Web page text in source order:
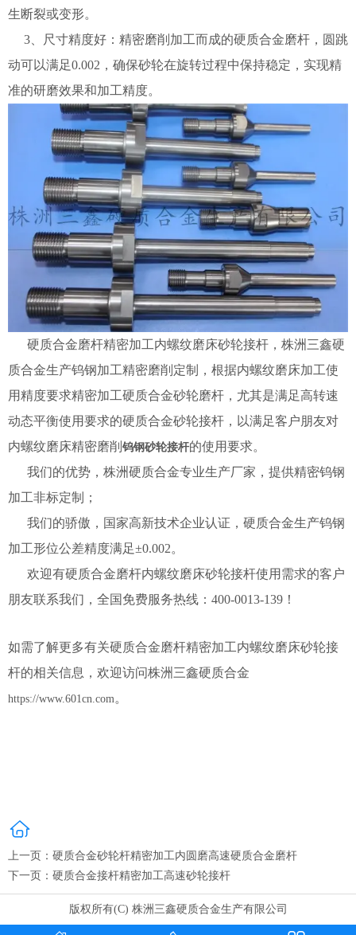
生断裂或变形。
3、尺寸精度好：精密磨削加工而成的硬质合金磨杆，圆跳
动可以满足0.002，确保砂轮在旋转过程中保持稳定，实现精
准的研磨效果和加工精度。
硬质合金磨杆精密加工内螺纹磨床砂轮接杆 ，株洲三鑫硬
质合金生产钨钢加工精密磨削定制，根据内螺纹磨床加工使
用精度要求精密加工硬质合金砂轮磨杆，尤其是满足高转速
动态平衡使用要求的硬质合金砂轮接杆，以满足客户朋友对
内螺纹磨床精密磨削 钨钢砂轮接杆的使用要求。
我们的优势，株洲硬质合金专业生产厂家，提供精密钨钢
加工非标定制；
我们的骄傲，国家高新技术企业认证，硬质合金生产钨钢
加工形位公差精度满足±0.002。
欢迎有硬质合金磨杆内螺纹磨床砂轮接杆使用需求的客户
朋友联系我们，全国免费服务热线：400-0013-139！
如需了解更多有关硬质合金磨杆精密加工内螺纹磨床砂轮接
杆的相关信息，欢迎访问株洲三鑫硬质合金
https://www.601cn.com 。
上一页： 硬质合金砂轮杆精密加工内圆磨高速硬质合金磨杆
下一页： 硬质合金接杆精密加工高速砂轮接杆
版权所有(C) 株洲三鑫硬质合金生产有限公司